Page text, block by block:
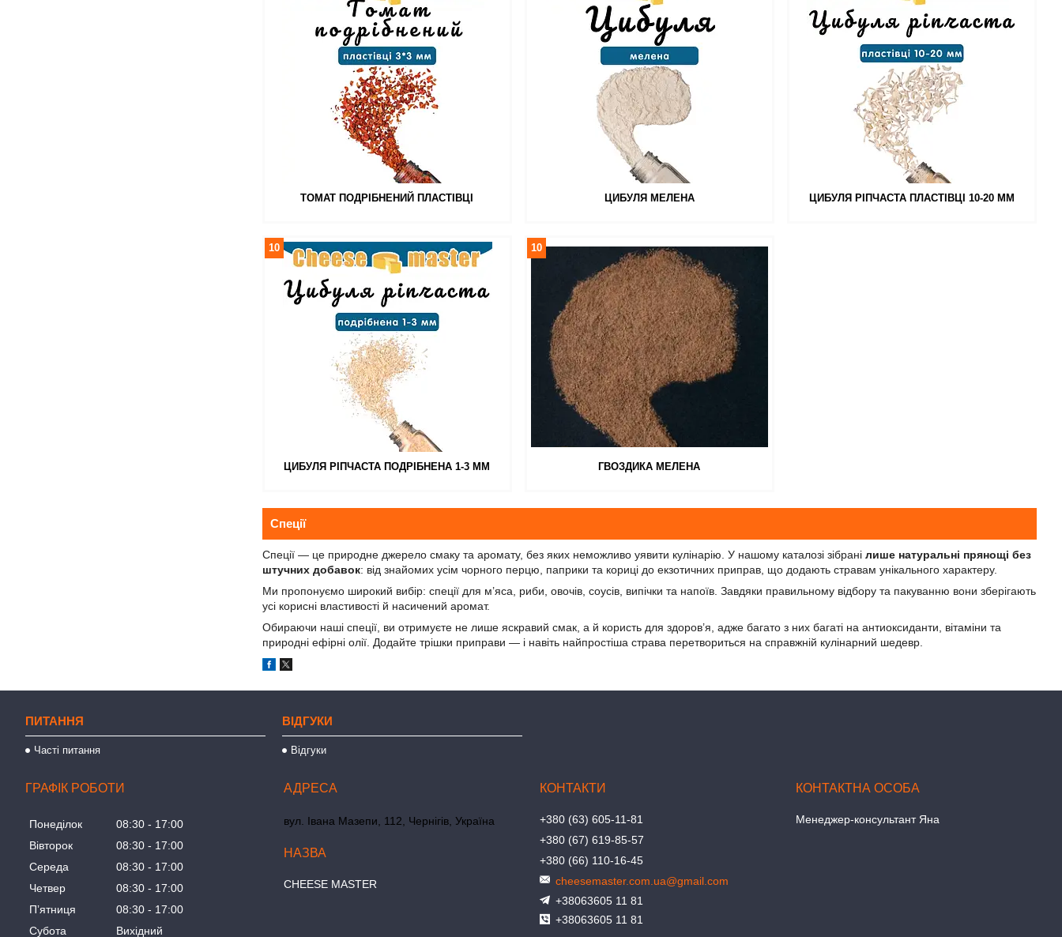
ТОМАТ ПОДРІБНЕНИЙ ПЛАСТІВЦІ ЦИБУЛЯ МЕЛЕНА ЦИБУЛЯ РІПЧАСТА ПЛАСТІВЦІ 10-20 ММ
ЦИБУЛЯ РІПЧАСТА ПОДРІБНЕНА 1-3 ММ
10
ГВОЗДИКА МЕЛЕНА
10
Спеції
Спеції — це природне джерело смаку та аромату, без яких неможливо уявити кулінарію. У нашому каталозі зібрані лише натуральні прянощі без
штучних добавок: від знайомих усім чорного перцю, паприки та кориці до екзотичних приправ, що додають стравам унікального характеру.
Ми пропонуємо широкий вибір: спеції для м’яса, риби, овочів, соусів, випічки та напоїв. Завдяки правильному відбору та пакуванню вони зберігають
усі корисні властивості й насичений аромат.
Обираючи наші спеції, ви отримуєте не лише яскравий смак, а й користь для здоров’я, адже багато з них багаті на антиоксиданти, вітаміни та
природні ефірні олії. Додайте трішки приправи — і навіть найпростіша страва перетвориться на справжній кулінарний шедевр.
ПИТАННЯ
Часті питання
ВІДГУКИ
Відгуки
ГРАФІК РОБОТИ
Понеділок 08:30
17:00
Вівторок
08:30
17:00
Середа
08:30
17:00
Четвер
08:30
17:00
Пʼятниця
08:30
17:00
Субота
Вихідний
вул. Івана Мазепи, 112, Чернігів, Україна
СHEESE MASTER
+380 (63) 605-11-81
+380 (67) 619-85-57
+380 (66) 110-16-45
cheesemaster.com.ua@gmail.com
+38063605 11 81
+38063605 11 81
Менеджер-консультант Яна